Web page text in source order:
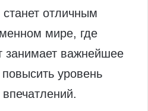
отличным
мире, где
занимает важнейшее
уровень